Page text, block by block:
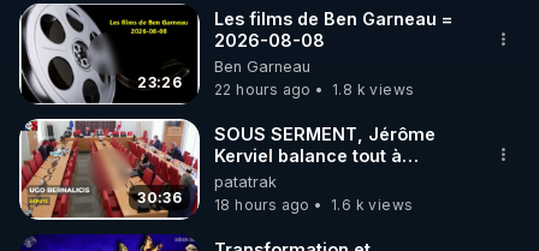
▶ 30 jours gratuit sur l’application de méditation et
de bien-être ENVOL :
Rendez-vous sur https://www.envol.app/code
le code : REGENERE
23:26
Les films de Ben Garneau =
2026-08-08
Ben Garneau
22 hours ago
1.8 k views
30:36
SOUS SERMENT, Jérôme
Kerviel balance tout à
l'Assemblée !
patatrak
18 hours ago
1.6 k views